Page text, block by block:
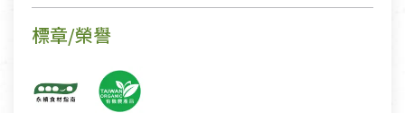
標章/榮譽